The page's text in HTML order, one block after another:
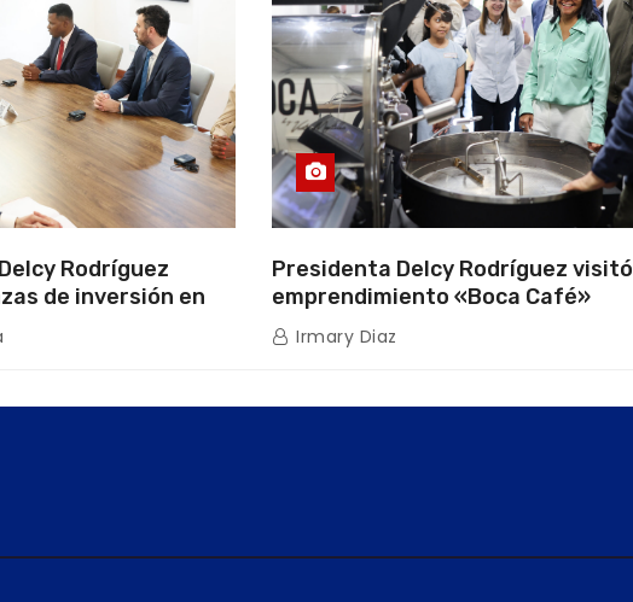
Rodríguez
de inversión en
con Cámara
Presidenta Delcy Rodríguez visitó
emprendimiento «Boca Café»
que impulsa la producción
nacional hacia mercados
Irmary Diaz